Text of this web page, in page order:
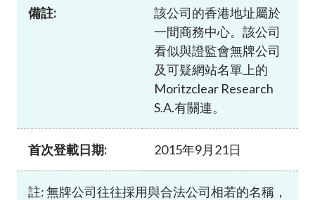
備註:
該公司的香港地址屬於
一間商務中心。該公司
看似與證監會無牌公司
及可疑網站名單上的
Moritzclear Research
S.A.有關連。
首次登載日期: 2015年9月21日
註: 無牌公司往往採用與合法公司相若的名稱，